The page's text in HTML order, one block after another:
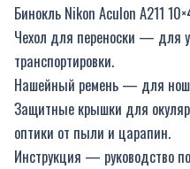
Бинокль Nikon Aculon A211
Чехол для переноски — для
транспортировки.
Нашейный ремень — для
Защитные крышки для
оптики от пыли и царапин.
Инструкция — руководство